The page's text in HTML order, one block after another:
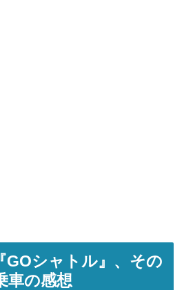
GOシャトル』、その
車の感想